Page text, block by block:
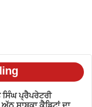
ਸਿੰਘ ਪ੍ਰੈਪਰੇਟਰੀ